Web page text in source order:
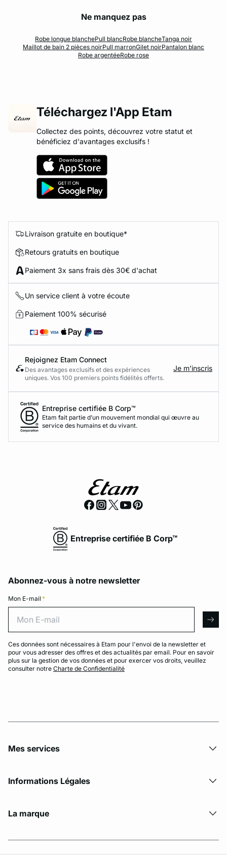
Ne manquez pas
Robe longue blanchePull blancRobe blancheTanga noir
Maillot de bain 2 pièces noirPull marronGilet noirPantalon blanc
Robe argentéeRobe rose
Téléchargez l'App Etam
Collectez des points, découvrez votre statut et
bénéficiez d'avantages exclusifs !
Livraison gratuite en boutique*
Retours gratuits en boutique
Paiement 3x sans frais dès 30€ d'achat
Un service client à votre écoute
Paiement 100% sécurisé
Rejoignez Etam Connect
Des avantages exclusifs et des expériences
uniques. Vos 100 premiers points fidélités offerts.
Je m’inscris
Entreprise certifiée B Corp™
Etam fait partie d’un mouvement mondial qui œuvre au
service des humains et du vivant.
Entreprise certifiée B Corp™
Abonnez-vous à notre newsletter
Mon E-mail *
Ces données sont nécessaires à Etam pour l'envoi de la newsletter et
pour vous adresser des offres et des actualités par email. Pour en savoir
plus sur la gestion de vos données et pour exercer vos droits, veuillez
consulter notre Charte de Confidentialité
Mes services
Informations Légales
La marque